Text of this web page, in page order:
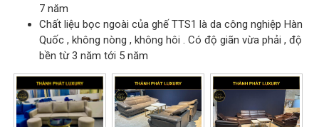
7 năm
Chất liệu bọc ngoài của ghế TTS1 là da công nghiệp Hàn
Quốc , không nòng , không hôi . Có độ giãn vừa phải , độ
bền từ 3 năm tới 5 năm